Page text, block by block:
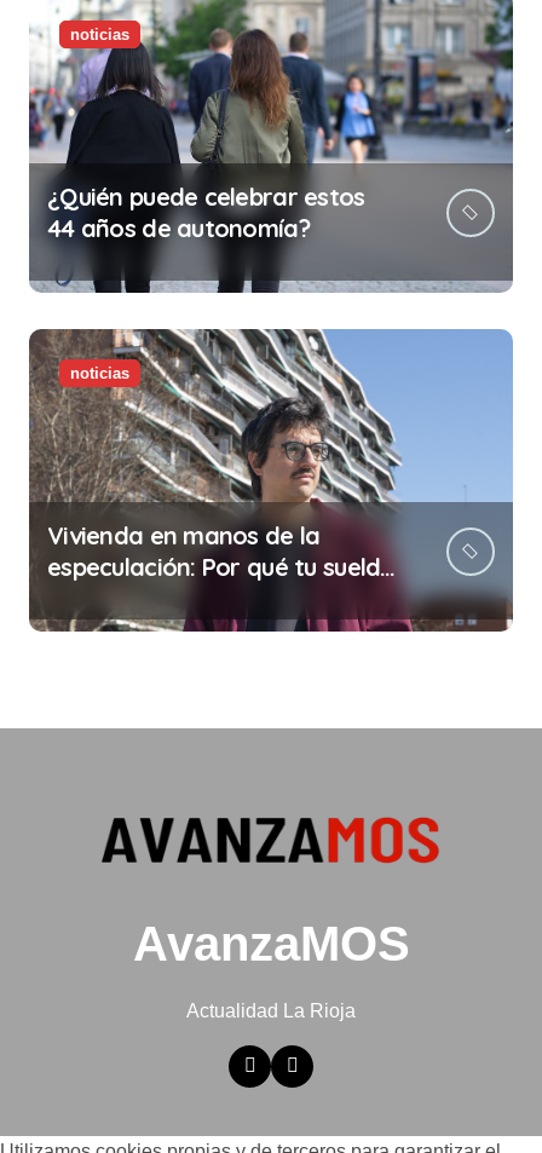
noticias
¿Quién puede celebrar estos
44 años de autonomía?
noticias
Vivienda en manos de la
especulación: Por qué tu sueldo
AvanzaMOS
Actualidad La Rioja